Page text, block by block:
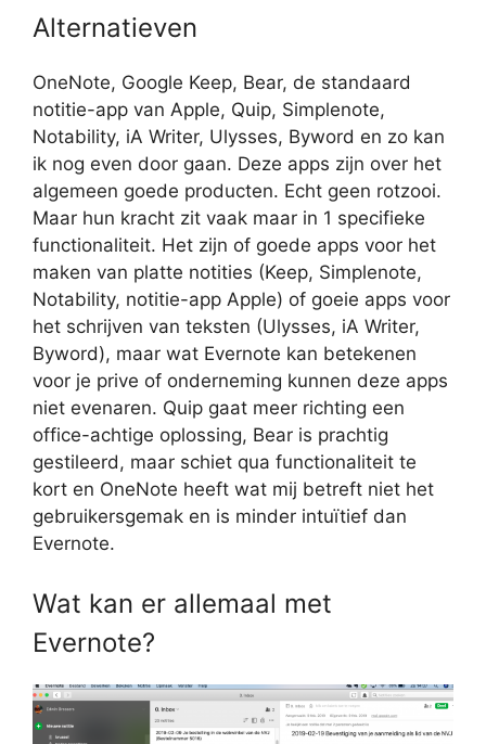
Alternatieven
OneNote, Google Keep, Bear, de standaard
notitie-app van Apple, Quip, Simplenote,
Notability, iA Writer, Ulysses, Byword en zo kan
ik nog even door gaan. Deze apps zijn over het
algemeen goede producten. Echt geen rotzooi.
Maar hun kracht zit vaak maar in 1 specifieke
functionaliteit. Het zijn of goede apps voor het
maken van platte notities (Keep, Simplenote,
Notability, notitie-app Apple) of goeie apps voor
het schrijven van teksten (Ulysses, iA Writer,
Byword), maar wat Evernote kan betekenen
voor je prive of onderneming kunnen deze apps
niet evenaren. Quip gaat meer richting een
office-achtige oplossing, Bear is prachtig
gestileerd, maar schiet qua functionaliteit te
kort en OneNote heeft wat mij betreft niet het
gebruikersgemak en is minder intuïtief dan
Evernote.
Wat kan er allemaal met
Evernote?